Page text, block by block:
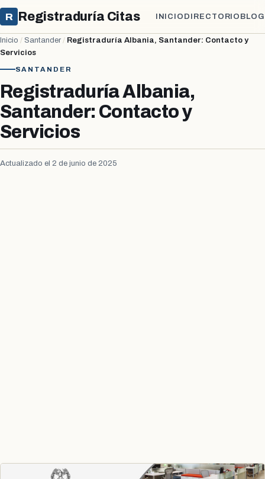
R Registraduría Citas INICIO DIRECTORIO BLOG
Inicio / Santander / Registraduría Albania, Santander: Contacto y
Servicios
SANTANDER
Registraduría Albania,
Santander: Contacto y
Servicios
Actualizado el 2 de junio de 2025